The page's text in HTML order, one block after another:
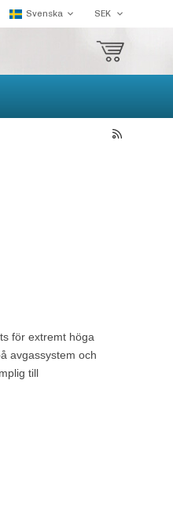
för extremt höga
avgassystem och
till